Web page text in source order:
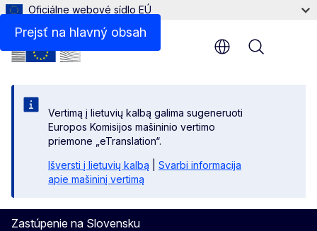
Prejsť na hlavný obsah
Oficiálne webové sídlo EÚ
Vertimą į lietuvių kalbą galima sugeneruoti
Europos Komisijos mašininio vertimo
priemone „eTranslation“.
Išversti į lietuvių kalbą
Svarbi informacija
apie mašininį vertimą
Zastúpenie na Slovensku
Menu